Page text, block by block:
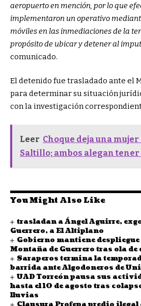
aeropuerto en mención, por lo que
implementaron un operativo
móviles en las inmediaciones de la
propósito de ubicar y detener al
comunicado.
El detenido fue trasladado ante el
para determinar su situación
con la investigación
Leer Choque deja una
Saltillo; ambos alegan tener
You Might Also Like
trasladan a Ángel Aguirre,
Guerrero, a El Altiplano
Gobierno mantiene despliegue
Montaña de Guerrero tras ola
Saraperos termina la
barrida ante Algodoneros de
UAD Torreón pausa sus
hasta el 10 de agosto tras
lluvias